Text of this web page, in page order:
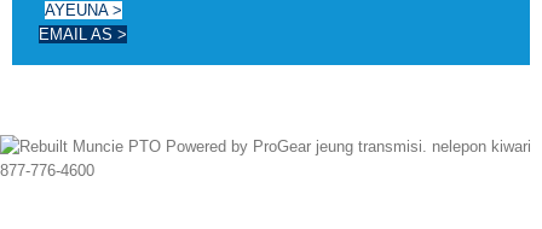
AYEUNA >
EMAIL AS >